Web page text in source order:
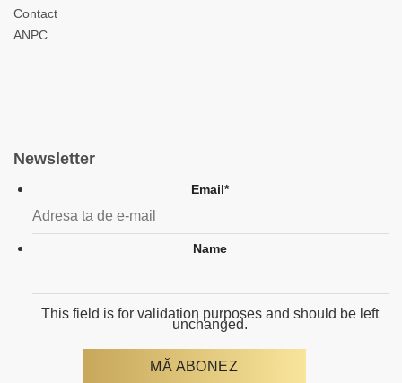
Contact
ANPC
Newsletter
Email*
Name
This field is for validation purposes and should be left
unchanged.